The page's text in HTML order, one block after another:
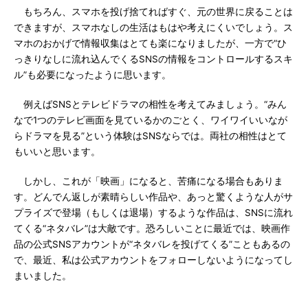
もちろん、スマホを投げ捨てればすぐ、元の世界に戻ることは
できますが、スマホなしの生活はもはや考えにくいでしょう。ス
マホのおかげで情報収集はとても楽になりましたが、一方で“ひ
っきりなしに流れ込んでくるSNSの情報をコントロールするスキ
ル”も必要になったように思います。
例えばSNSとテレビドラマの相性を考えてみましょう。“みん
なで1つのテレビ画面を見ているかのごとく、ワイワイいいなが
らドラマを見る”という体験はSNSならでは。両社の相性はとて
もいいと思います。
しかし、これが「映画」になると、苦痛になる場合もありま
す。どんでん返しが素晴らしい作品や、あっと驚くような人がサ
プライズで登場（もしくは退場）するような作品は、SNSに流れ
てくる“ネタバレ”は大敵です。恐ろしいことに最近では、映画作
品の公式SNSアカウントが“ネタバレを投げてくる”こともあるの
で、最近、私は公式アカウントをフォローしないようになってし
まいました。